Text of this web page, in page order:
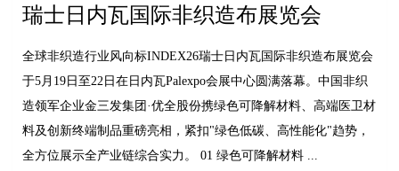
瑞士日内瓦国际非织造布展览会
全球非织造行业风向标INDEX26瑞士日内瓦国际非织造布展览会
于5月19日至22日在日内瓦Palexpo会展中心圆满落幕。中国非织
造领军企业金三发集团·优全股份携绿色可降解材料、高端医卫材
料及创新终端制品重磅亮相，紧扣"绿色低碳、高性能化"趋势，
全方位展示全产业链综合实力。 01 绿色可降解材料 ...